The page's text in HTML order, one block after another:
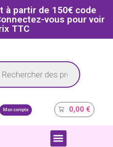
à partir de 150€ code
vous pour voir
TTC
de la santé
Mon compte 0,00€